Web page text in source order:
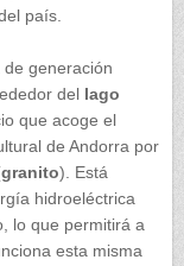
país.
generación
del lago
que acoge el
de Andorra por
granito). Está
hidroeléctrica
lo que permitirá a
esta misma